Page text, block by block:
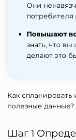
Они
Повышают
знать, что
делают это
Как спланировать
полезные данные?
Шаг 1